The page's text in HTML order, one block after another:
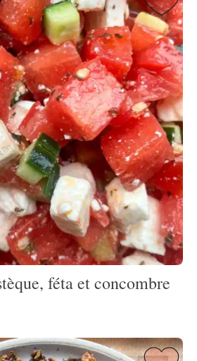
féta et concombre